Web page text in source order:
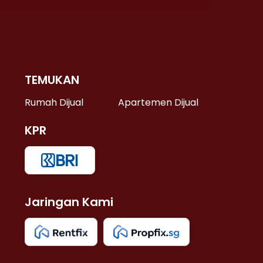
TEMUKAN
Rumah Dijual Apartemen Dijual
KPR
Jaringan Kami